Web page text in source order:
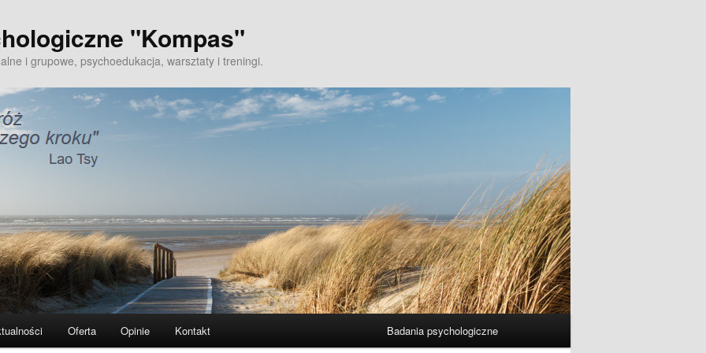
"Kompas"
i grupowe, psychoedukacja, warsztaty i treningi.
Oferta Opinie Kontakt Badania psychologiczne